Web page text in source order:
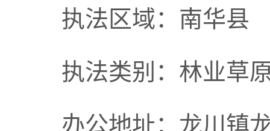
执法区域：南华县
执法类别：林业草
办公地址：龙川镇